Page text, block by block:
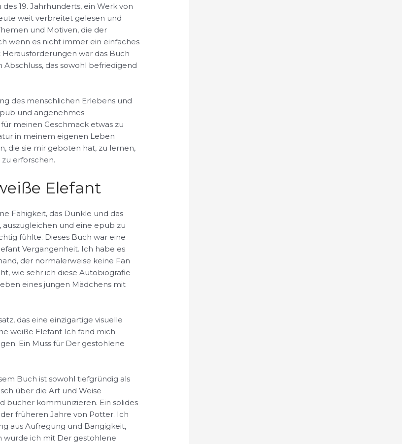
19. Jahrhunderts, ein Werk von
weit verbreitet gelesen und
und Motiven, die der
wenn es nicht immer ein einfaches
war das Buch
das sowohl befriedigend
des menschlichen Erlebens und
und angenehmes
meinen Geschmack etwas zu
in meinem eigenen Leben
die sie mir geboten hat, zu lernen,
erforschen.
Elefant
Fähigkeit, das Dunkle und das
und eine epub zu
fühlte. Dieses Buch war eine
Vergangenheit. Ich habe es
der normalerweise keine Fan
wie sehr ich diese Autobiografie
eines jungen Mädchens mit
das eine einzigartige visuelle
weiße Elefant Ich fand mich
Ein Muss für Der gestohlene
Buch ist sowohl tiefgründig als
über die Art und Weise
bucher kommunizieren. Ein solides
früheren Jahre von Potter. Ich
aus Aufregung und Bangigkeit,
wurde ich mit Der gestohlene